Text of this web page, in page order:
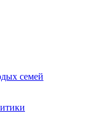
семей